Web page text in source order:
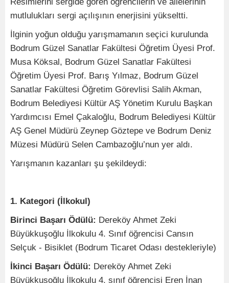
mutlulukları sergi açılışının enerjisini yükseltti.
İlginin yoğun olduğu yarışmamanın seçici kurulunda
Bodrum Güzel Sanatlar Fakültesi Öğretim Üyesi Prof.
Musa Köksal, Bodrum Güzel Sanatlar Fakültesi
Öğretim Üyesi Prof. Barış Yılmaz, Bodrum Güzel
Sanatlar Fakültesi Öğretim Görevlisi Salih Akman,
Bodrum Belediyesi Kültür AŞ Yönetim Kurulu Başkan
Yardımcısı Emel Çakaloğlu, Bodrum Belediyesi Kültür
AŞ Genel Müdürü Zeynep Göztepe ve Bodrum Deniz
Müzesi Müdürü Selen Cambazoğlu’nun yer aldı.
Yarışmanın kazanları şu şekildeydi:
1. Kategori (İlkokul)
Birinci Başarı Ödülü: Dereköy Ahmet Zeki
Büyükkuşoğlu İlkokulu 4. Sınıf öğrencisi Cansın
Selçuk - Bisiklet (Bodrum Ticaret Odası destekleriyle)
İkinci Başarı Ödülü: Dereköy Ahmet Zeki
Büyükkuşoğlu İlkokulu 4. sınıf öğrencisi Eren İnan